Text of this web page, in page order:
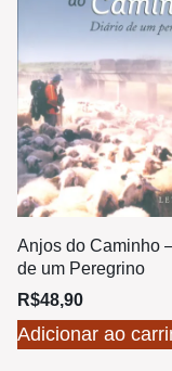
Anjos do Caminho
de um Peregrino
R$48,90
Adicionar ao